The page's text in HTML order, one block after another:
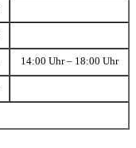
14:00 Uhr – 18:00 Uhr